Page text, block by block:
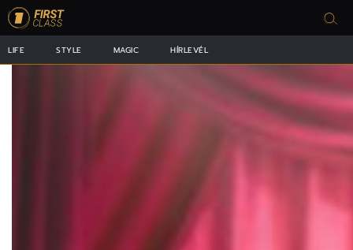
LIFE STYLE MAGIC HÍRLEVÉL